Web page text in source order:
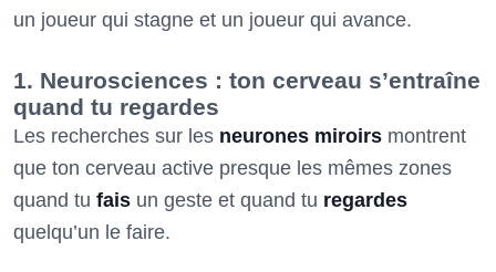
un joueur qui stagne et un joueur qui avance.
1. Neurosciences : ton cerveau s’entraîne
quand tu regardes
Les recherches sur les neurones miroirs montrent
que ton cerveau active presque les mêmes zones
quand tu fais un geste et quand tu regardes
quelqu’un le faire.